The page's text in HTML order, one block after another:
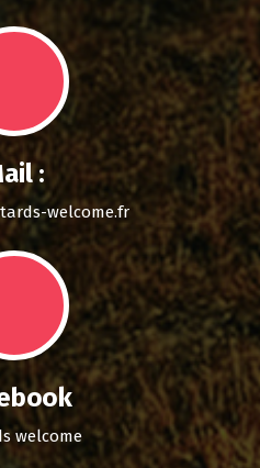
:
welcome.fr
welcome